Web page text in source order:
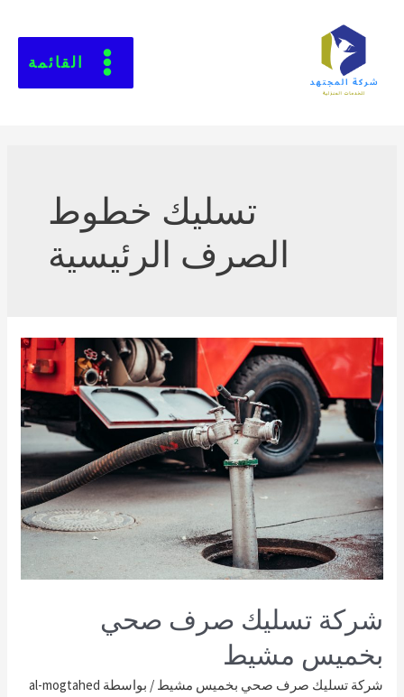
القائمة
تسليك خطوط
الصرف الرئيسية
شركة تسليك صرف صحي
بخميس مشيط
شركة تسليك صرف صحي بخميس مشيط / بواسطة al-mogtahed